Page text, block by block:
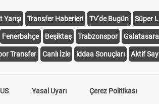
Yarışı Transfer Haberleri TV'de Bugün Süper
Fenerbahçe Beşiktaş Trabzonspor
Transfer Canlı İzle iddaa Sonuçları Aktif
Yasal Uyarı Çerez Politikası